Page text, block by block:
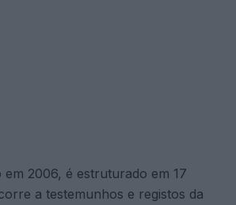
em 2006, é estruturado em 17
a testemunhos e registos da